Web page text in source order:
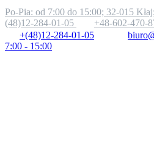
Po-Pia: od 7:00 do 15:00; 32-015
(48)12-284-01-05
+48-602-470-
+(48)12-284-01-05
7:00 - 15:00